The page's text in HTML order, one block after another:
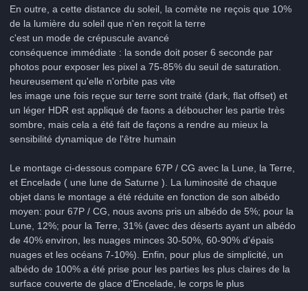
En outre, a cette distance du soleil, la comète ne reçois que 10%
de la lumière du soleil que n'en reçoit la terre
c'est un mode de crépuscule avancé
conséquence immédiate : la sonde doit poser 6 seconde par
photos pour exposer les pixel a 75-85% du seuil de saturation.
heureusement qu'elle n'orbite pas vite
les image une fois reçue sur terre sont traité (dark, flat offset) et
un léger HDR est appliqué de faons a déboucher les partie très
sombre, mais cela a été fait de façons a rendre au mieux la
sensibilité dynamique de l'être humain
Le montage ci-dessous compare 67P / CG avec la Lune, la Terre,
et Encelade ( une lune de Saturne ). La luminosité de chaque
objet dans le montage a été réduite en fonction de son albédo
moyen: pour 67P / CG, nous avons pris un albédo de 5%; pour la
Lune, 12%; pour la Terre, 31% (avec des déserts ayant un albédo
de 40% environ, les nuages ​​minces 30-50%, 60-90% d'épais
nuages ​​et les océans 7-10%). Enfin, pour plus de simplicité, un
albédo de 100% a été prise pour les parties les plus claires de la
surface couverte de glace d'Encelade, le corps le plus